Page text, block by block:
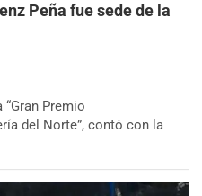
Peña fue sede de la
Premio
del Norte”, contó con la